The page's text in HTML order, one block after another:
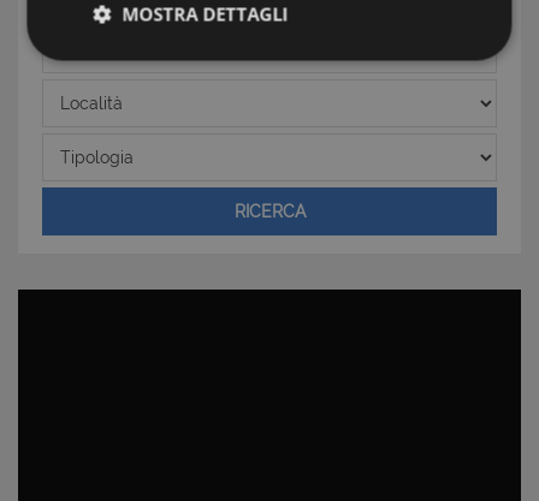
Località
Tipologia
RICERCA
MOSTRA DETTAGLI
Strettamente necessari e Statistiche
Strettamente necessari e Statistiche
funzionalità del sito Web principale come l'accesso